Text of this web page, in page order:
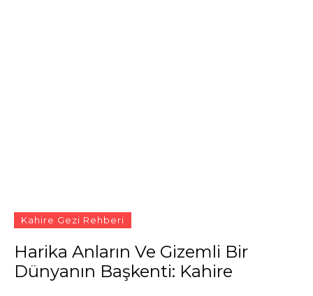
Kahire Gezi Rehberi
Harika Anların Ve Gizemli Bir
Dünyanın Başkenti: Kahire